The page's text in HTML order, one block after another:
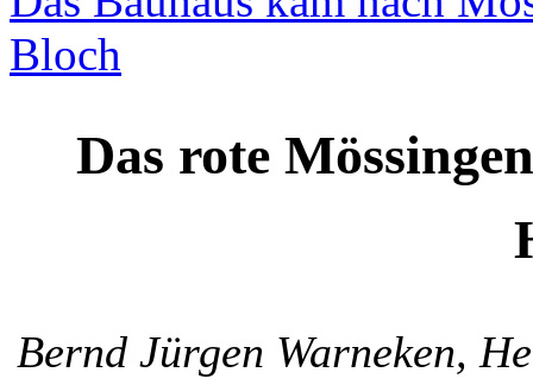
Bloch
Das rote
Bernd Jürgen Warneken,